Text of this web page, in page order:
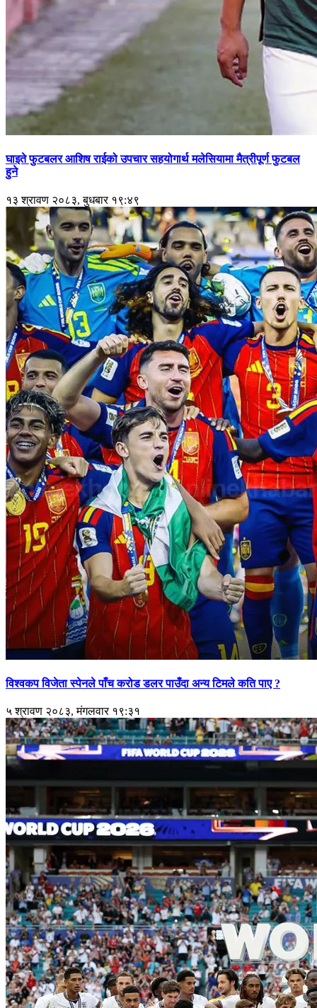
घाइते फुटबलर आशिष राईको उपचार सहयोगार्थ मलेसियामा मैत्रीपूर्ण फुटबल
हुने
१३ श्रावण २०८३, बुधबार १९:४९
विश्वकप विजेता स्पेनले पाँच करोड डलर पाउँदा अन्य टिमले कति पाए ?
५ श्रावण २०८३, मंगलवार १९:३१